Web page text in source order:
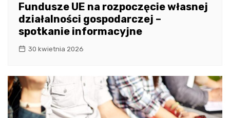
Fundusze UE na rozpoczęcie własnej
działalności gospodarczej –
spotkanie informacyjne
30 kwietnia 2026